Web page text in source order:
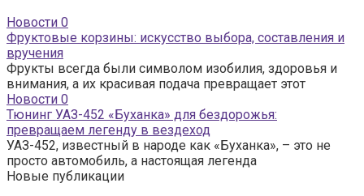
Новости 0
Фруктовые корзины: искусство выбора, составления и
вручения
Фрукты всегда были символом изобилия, здоровья и
внимания, а их красивая подача превращает этот
Новости 0
Тюнинг УАЗ-452 «Буханка» для бездорожья:
превращаем легенду в вездеход
УАЗ-452, известный в народе как «Буханка», – это не
просто автомобиль, а настоящая легенда
Новые публикации